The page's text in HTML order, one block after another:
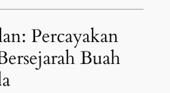
Percayakan
Buah